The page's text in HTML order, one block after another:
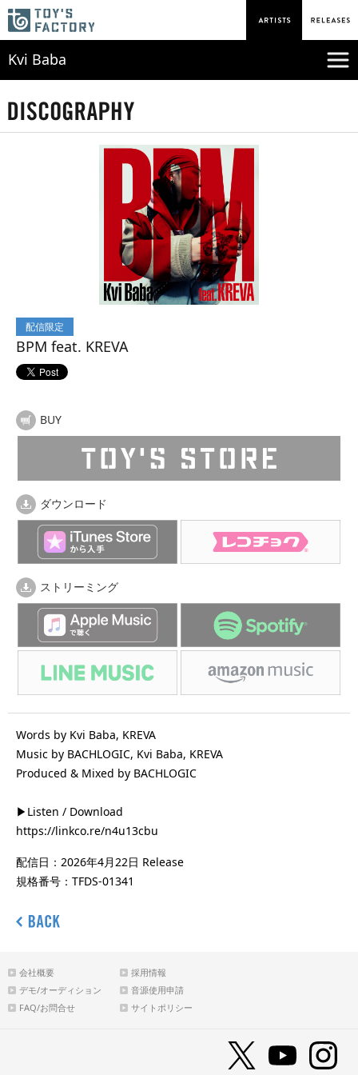
Kvi Baba
配信限定
BPM feat. KREVA
BUY
ダウンロード
ストリーミング
Words by Kvi Baba, KREVA
Music by BACHLOGIC, Kvi Baba, KREVA
Produced & Mixed by BACHLOGIC
▶Listen / Download
https://linkco.re/n4u13cbu
配信日：2026年4月22日 Release
規格番号：TFDS-01341
会社概要
採用情報
デモ/オーディション
音源使用申請
FAQ/お問合せ
サイトポリシー